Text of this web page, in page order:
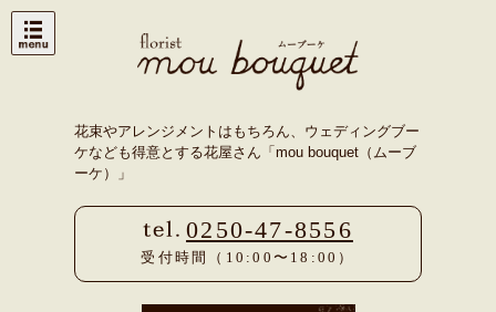
Skip
花束やアレンジメントはもちろん、ウェディングブー
ケなども得意とする花屋さん「mou bouquet（ムーブ
ーケ）」
0250-47-8556
受付時間（10:00〜18:00）